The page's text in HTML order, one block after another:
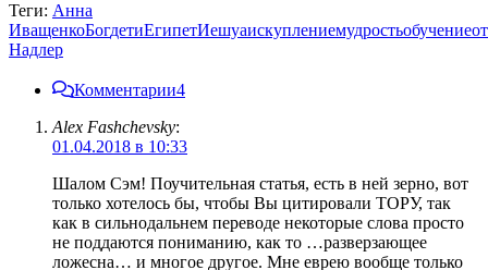
Теги: Анна
ИващенкоБогдетиЕгипетИешуаискуплениемудростьобучение
Надлер
Комментарии4
Alex Fashchevsky:
01.04.2018 в 10:33
Шалом Сэм! Поучительная статья, есть в ней зерно, вот
только хотелось бы, чтобы Вы цитировали ТОРУ, так
как в сильнодальнем переводе некоторые слова просто
не поддаются пониманию, как то …разверзающее
ложесна… и многое другое. Мне еврею вообще только